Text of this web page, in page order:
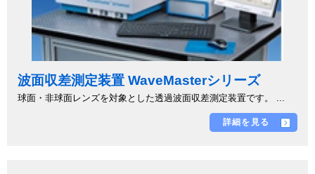
波面収差測定装置 WaveMasterシリーズ
球面・非球面レンズを対象とした透過波面収差測定装置です。 ...
詳細を見る